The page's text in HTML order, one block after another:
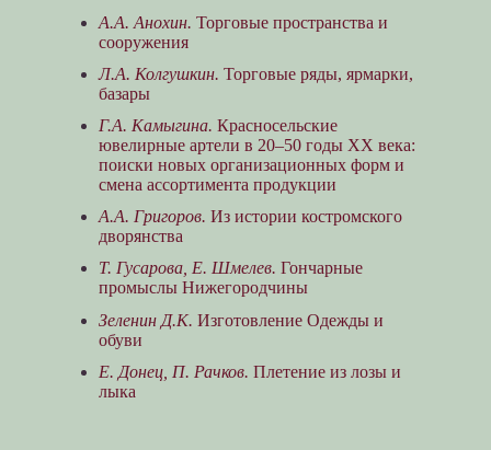
А.А. Анохин. Торговые пространства и
сооружения
Л.А. Колгушкин. Торговые ряды, ярмарки,
базары
Г.А. Камыгина. Красносельские
ювелирные артели в 20–50 годы ХХ века:
поиски новых организационных форм и
смена ассортимента продукции
А.А. Григоров. Из истории костромского
дворянства
Т. Гусарова, Е. Шмелев. Гончарные
промыслы Нижегородчины
Зеленин Д.К. Изготовление Одежды и
обуви
Е. Донец, П. Рачков. Плетение из лозы и
лыка